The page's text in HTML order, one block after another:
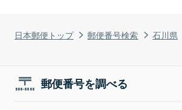
日本郵便トップ 郵便番号検索 石川県
郵便番号を調べる